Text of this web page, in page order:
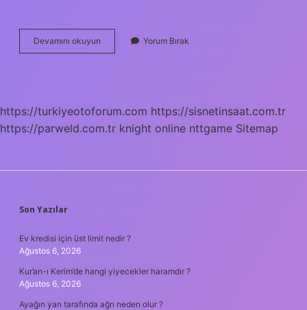
Devamını okuyun
Sokakta
Yorum Bırak
https://turkiyeotoforum.com https://sisnetinsaat.com.tr
https://parweld.com.tr knight online nttgame Sitemap
SIDEBAR
Son Yazılar
Ev kredisi için üst limit nedir ?
Ağustos 6, 2026
Kur’an-ı Kerim’de hangi yiyecekler haramdır ?
Ağustos 6, 2026
Ayağın yan tarafında ağrı neden olur ?